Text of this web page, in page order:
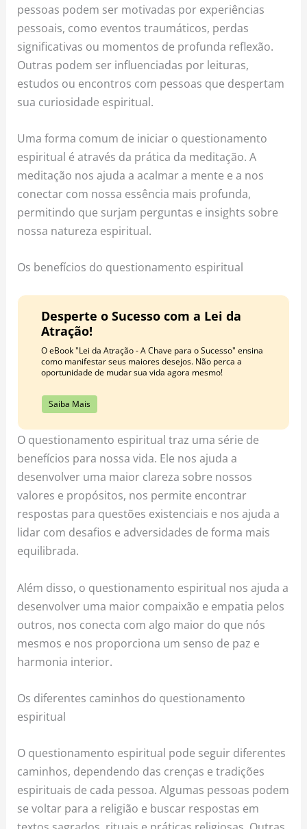
pessoas podem ser motivadas por experiências
pessoais, como eventos traumáticos, perdas
significativas ou momentos de profunda reflexão.
Outras podem ser influenciadas por leituras,
estudos ou encontros com pessoas que despertam
sua curiosidade espiritual.
Uma forma comum de iniciar o questionamento
espiritual é através da prática da meditação. A
meditação nos ajuda a acalmar a mente e a nos
conectar com nossa essência mais profunda,
permitindo que surjam perguntas e insights sobre
nossa natureza espiritual.
Os benefícios do questionamento espiritual
Desperte o Sucesso com a Lei da
Atração!
O eBook "Lei da Atração - A Chave para o Sucesso" ensina
como manifestar seus maiores desejos. Não perca a
oportunidade de mudar sua vida agora mesmo!
Saiba Mais
O questionamento espiritual traz uma série de
benefícios para nossa vida. Ele nos ajuda a
desenvolver uma maior clareza sobre nossos
valores e propósitos, nos permite encontrar
respostas para questões existenciais e nos ajuda a
lidar com desafios e adversidades de forma mais
equilibrada.
Além disso, o questionamento espiritual nos ajuda a
desenvolver uma maior compaixão e empatia pelos
outros, nos conecta com algo maior do que nós
mesmos e nos proporciona um senso de paz e
harmonia interior.
Os diferentes caminhos do questionamento
espiritual
O questionamento espiritual pode seguir diferentes
caminhos, dependendo das crenças e tradições
espirituais de cada pessoa. Algumas pessoas podem
se voltar para a religião e buscar respostas em